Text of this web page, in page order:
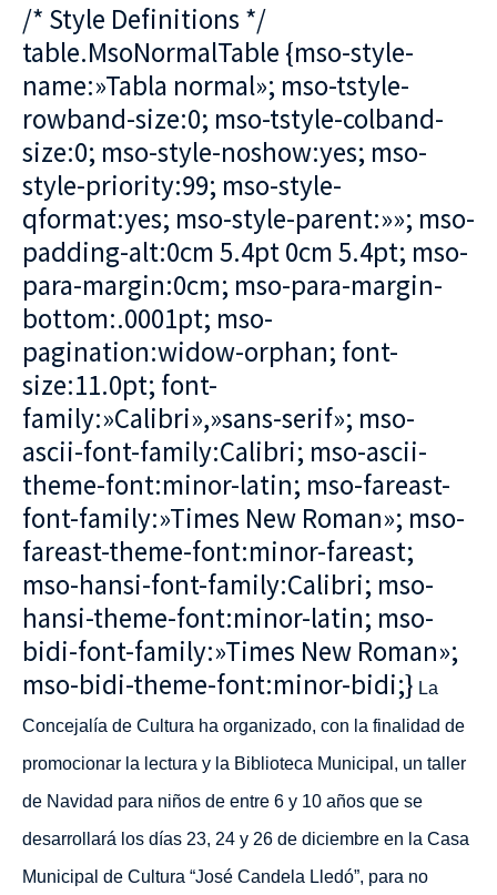
/* Style Definitions */
table.MsoNormalTable {mso-style-
name:»Tabla normal»; mso-tstyle-
rowband-size:0; mso-tstyle-colband-
size:0; mso-style-noshow:yes; mso-
style-priority:99; mso-style-
qformat:yes; mso-style-parent:»»; mso-
padding-alt:0cm 5.4pt 0cm 5.4pt; mso-
para-margin:0cm; mso-para-margin-
bottom:.0001pt; mso-
pagination:widow-orphan; font-
size:11.0pt; font-
family:»Calibri»,»sans-serif»; mso-
ascii-font-family:Calibri; mso-ascii-
theme-font:minor-latin; mso-fareast-
font-family:»Times New Roman»; mso-
fareast-theme-font:minor-fareast;
mso-hansi-font-family:Calibri; mso-
hansi-theme-font:minor-latin; mso-
bidi-font-family:»Times New Roman»;
mso-bidi-theme-font:minor-bidi;} La
Concejalía de Cultura ha organizado, con la finalidad de
promocionar la lectura y la Biblioteca Municipal, un taller
de Navidad para niños de entre 6 y 10 años que se
desarrollará los días 23, 24 y 26 de diciembre en la Casa
Municipal de Cultura “José Candela Lledó”, para no